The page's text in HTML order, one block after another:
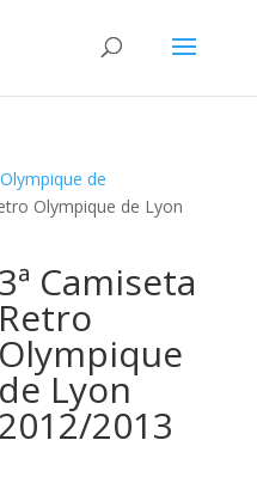
Olympique de
Olympique de Lyon
3ª Camiseta
Retro
Olympique
de Lyon
2012/2013